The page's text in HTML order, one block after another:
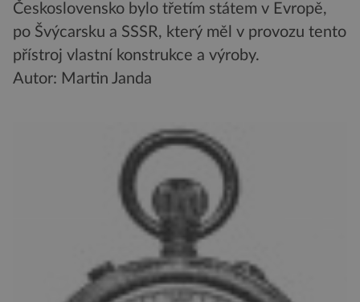
Československo bylo třetím státem v Evropě,
po Švýcarsku a SSSR, který měl v provozu tento
přístroj vlastní konstrukce a výroby.
Autor: Martin Janda